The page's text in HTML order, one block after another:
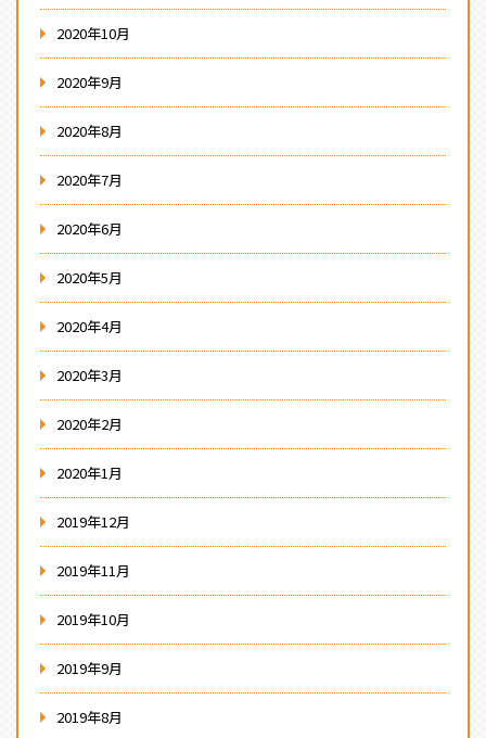
2020年10月
2020年9月
2020年8月
2020年7月
2020年6月
2020年5月
2020年4月
2020年3月
2020年2月
2020年1月
2019年12月
2019年11月
2019年10月
2019年9月
2019年8月